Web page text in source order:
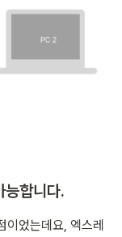
합니다.
이었는데요, 엑스레